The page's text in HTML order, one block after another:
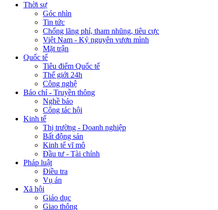
Thời sự
Góc nhìn
Tin tức
Chống lãng phí, tham nhũng, tiêu cực
Việt Nam - Kỷ nguyên vươn mình
Mặt trận
Quốc tế
Tiêu điểm Quốc tế
Thế giới 24h
Công nghệ
Báo chí - Truyền thông
Nghề báo
Công tác hội
Kinh tế
Thị trường - Doanh nghiệp
Bất động sản
Kinh tế vĩ mô
Đầu tư - Tài chính
Pháp luật
Điều tra
Vụ án
Xã hội
Giáo dục
Giao thông